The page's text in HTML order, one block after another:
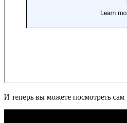
И теперь вы можете посмотреть сам